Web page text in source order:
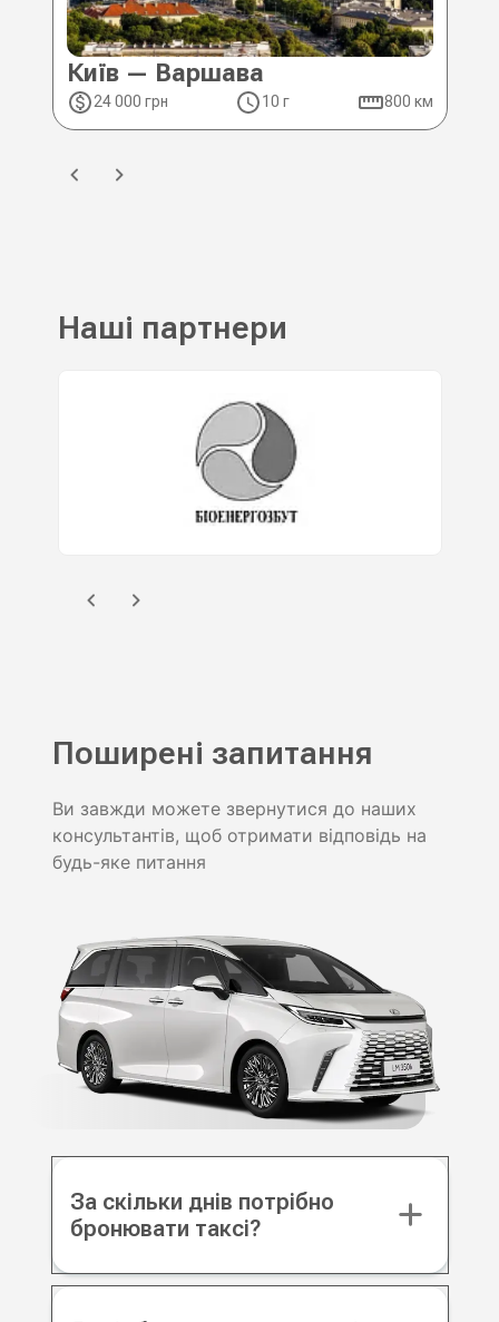
Київ — Варшава
24 000 грн 10 г 800 км
Наші партнери
Поширені запитання
Ви завжди можете звернутися до наших
консультантів, щоб отримати відповідь на
будь-яке питання
За скільки днів потрібно
бронювати таксі?